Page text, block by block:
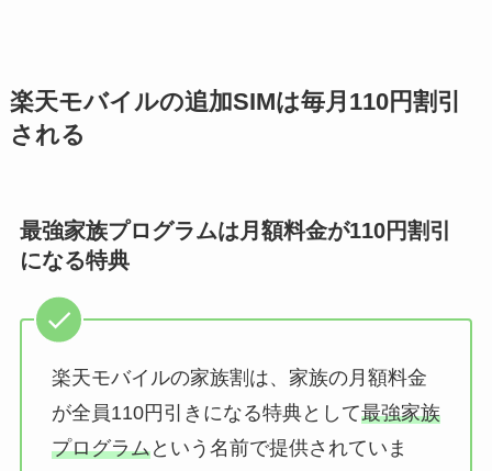
楽天モバイルの追加SIMは毎月110円割引
される
最強家族プログラムは月額料金が110円割引
になる特典
楽天モバイルの家族割は、家族の月額料金
が全員110円引きになる特典として最強家族
プログラムという名前で提供されていま